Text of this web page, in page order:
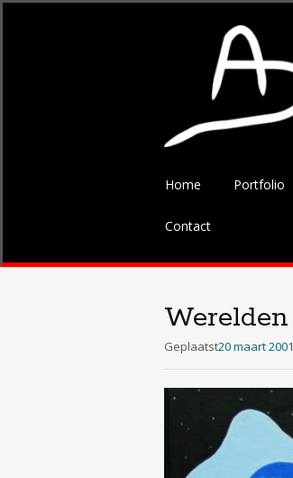
Spring
de
Home Portfolio
Contact
Werelden
Geplaatst20 maart 2001